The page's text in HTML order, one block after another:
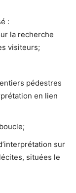
:
la recherche
visiteurs;
pédestres
en lien
sur
situées le